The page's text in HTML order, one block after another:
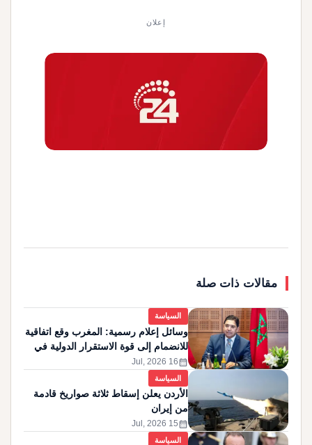
إعلان
مقالات ذات صلة
السياسة
وسائل إعلام رسمية: المغرب وقع اتفاقية
للانضمام إلى قوة الاستقرار الدولية في
غزة
calendar_month
16 Jul, 2026
السياسة
الأردن يعلن إسقاط ثلاثة صواريخ قادمة
من إيران
calendar_month
15 Jul, 2026
السياسة